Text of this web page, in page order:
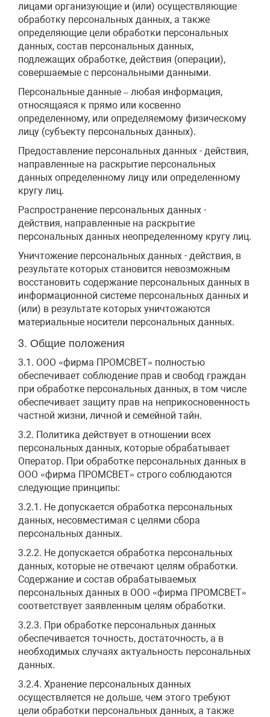
лицами организующие и (или) осуществляющие
обработку персональных данных, а также
определяющие цели обработки персональных
данных, состав персональных данных,
подлежащих обработке, действия (операции),
совершаемые с персональными данными.
Персональные данные – любая информация,
относящаяся к прямо или косвенно
определенному, или определяемому физическому
лицу (субъекту персональных данных).
Предоставление персональных данных - действия,
направленные на раскрытие персональных
данных определенному лицу или определенному
кругу лиц.
Распространение персональных данных -
действия, направленные на раскрытие
персональных данных неопределенному кругу лиц.
Уничтожение персональных данных - действия, в
результате которых становится невозможным
восстановить содержание персональных данных в
информационной системе персональных данных и
(или) в результате которых уничтожаются
материальные носители персональных данных.
3. Общие положения
3.1. ООО «фирма ПРОМСВЕТ» полностью
обеспечивает соблюдение прав и свобод граждан
при обработке персональных данных, в том числе
обеспечивает защиту прав на неприкосновенность
частной жизни, личной и семейной тайн.
3.2. Политика действует в отношении всех
персональных данных, которые обрабатывает
Оператор. При обработке персональных данных в
ООО «фирма ПРОМСВЕТ» строго соблюдаются
следующие принципы:
3.2.1. Не допускается обработка персональных
данных, несовместимая с целями сбора
персональных данных.
3.2.2. Не допускается обработка персональных
данных, которые не отвечают целям обработки.
Содержание и состав обрабатываемых
персональных данных в ООО «фирма ПРОМСВЕТ»
соответствует заявленным целям обработки.
3.2.3. При обработке персональных данных
обеспечивается точность, достаточность, а в
необходимых случаях актуальность персональных
данных.
3.2.4. Хранение персональных данных
осуществляется не дольше, чем этого требуют
цели обработки персональных данных, а также